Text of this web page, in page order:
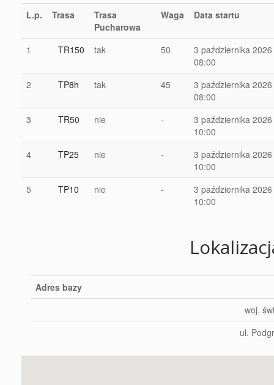
L.p. Trasa
Trasa
Pucharowa
Waga Data startu
1 TR150 tak 50
3 października 2026
08:00
2
TP8h tak 45
3 października 2026
08:00
3
TR50 nie -
3 października 2026
10:00
4
TP25 nie -
3 października 2026
10:00
5
TP10 nie -
3 października 2026
10:00
Adres bazy
woj.
ul.